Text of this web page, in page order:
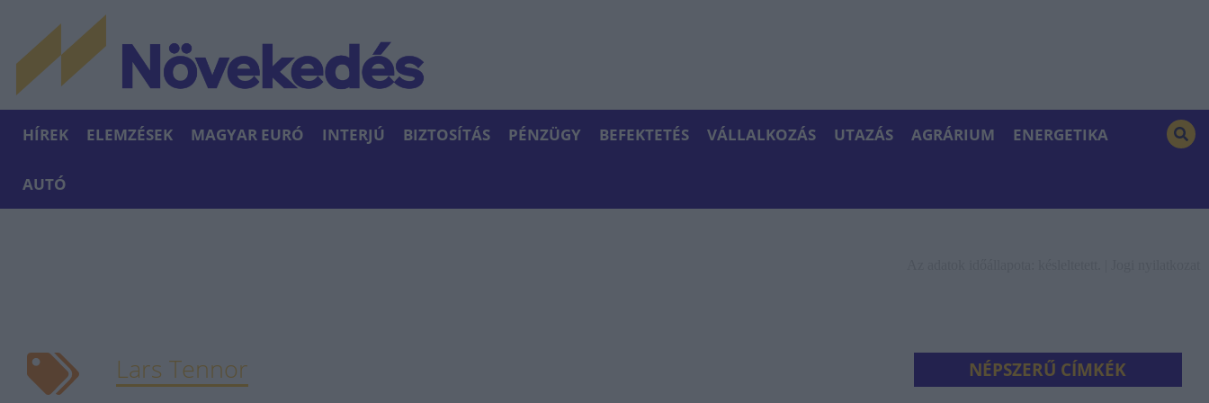
HÍREK ELEMZÉSEK MAGYAR EURÓ INTERJÚ BIZTOSÍTÁS PÉNZÜGY BEFEKTETÉS VÁLLALKOZÁS UTAZÁS AGRÁRIUM ENERGETIKA
AUTÓ
Lars Tennor NÉPSZERŰ CÍMKÉK